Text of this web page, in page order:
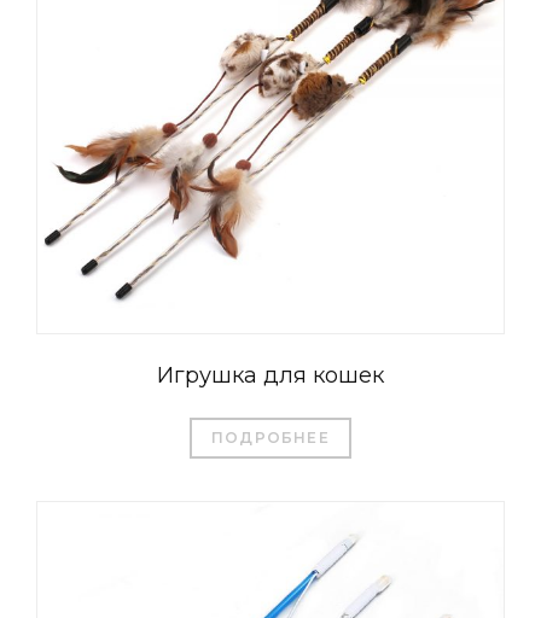
Игрушка для кошек
ПОДРОБНЕЕ